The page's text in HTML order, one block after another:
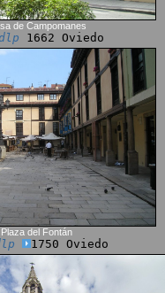
de Campomanes
1662 Oviedo
Plaza del Fontán
1750 Oviedo